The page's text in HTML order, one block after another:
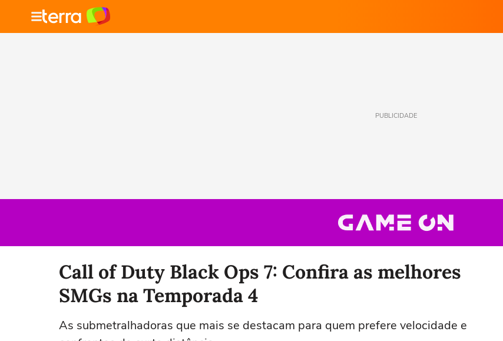
PUBLICIDADE
Call of Duty Black Ops 7: Confira as melhores
SMGs na Temporada 4
As submetralhadoras que mais se destacam para quem prefere velocidade e